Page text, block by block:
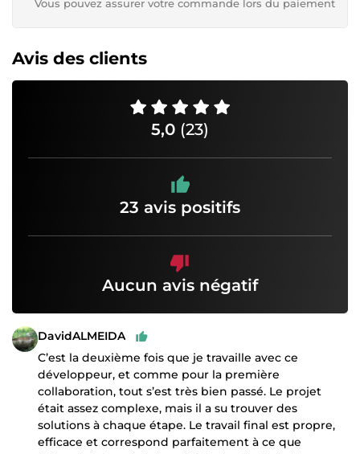
Vous pouvez assurer votre commande lors du paiement
Avis des clients
5,0 (23)
23 avis positifs
Aucun avis négatif
DavidALMEIDA
C’est la deuxième fois que je travaille avec ce
développeur, et comme pour la première
collaboration, tout s’est très bien passé. Le projet
était assez complexe, mais il a su trouver des
solutions à chaque étape. Le travail final est propre,
efficace et correspond parfaitement à ce que